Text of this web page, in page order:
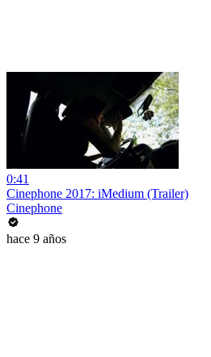
0:41
Cinephone 2017: iMedium (Trailer)
Cinephone
hace 9 años